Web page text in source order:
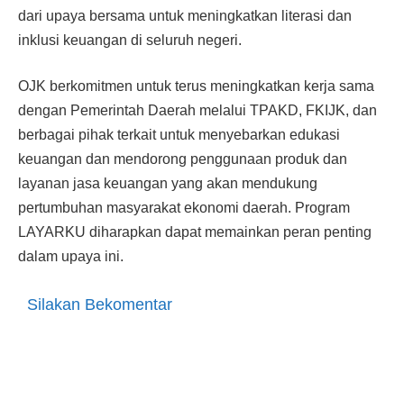
dari upaya bersama untuk meningkatkan literasi dan
inklusi keuangan di seluruh negeri.
OJK berkomitmen untuk terus meningkatkan kerja sama
dengan Pemerintah Daerah melalui TPAKD, FKIJK, dan
berbagai pihak terkait untuk menyebarkan edukasi
keuangan dan mendorong penggunaan produk dan
layanan jasa keuangan yang akan mendukung
pertumbuhan masyarakat ekonomi daerah. Program
LAYARKU diharapkan dapat memainkan peran penting
dalam upaya ini.
Silakan Bekomentar